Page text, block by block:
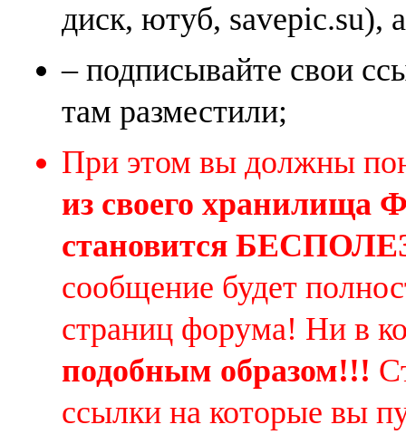
диск, ютуб, savepic.su),
– подписывайте свои
там разместили;
При этом вы должны
из своего
становится
сообщение будет
страниц форума! Ни в
подобным образом!!!
ссылки на которые вы